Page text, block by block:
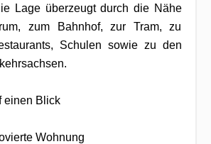
Lage überzeugt durch die Nähe
zum Bahnhof, zur Tram, zu
Schulen sowie zu den
einen Blick
Wohnung